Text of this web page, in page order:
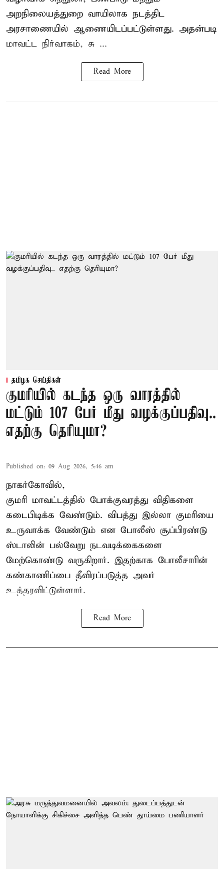
அறநிலையத்துறை வாயிலாக நடத்திட
அரசாணையில் ஆணையிடப்பட்டுள்ளது. அதன்படி
மாவட்ட நிர்வாகம், சு ...
Read More
தமிழக செய்திகள்
குமரியில் கடந்த ஒரு வாரத்தில்
மட்டும் 107 பேர் மீது வழக்குப்பதிவு..
எதற்கு தெரியுமா?
Published on: 09 Aug 2026, 5:46 am
நாகர்கோவில்,
குமரி மாவட்டத்தில் போக்குவரத்து விதிகளை
கடைபிடிக்க வேண்டும். விபத்து இல்லா குமரியை
உருவாக்க வேண்டும் என போலீஸ் சூப்பிரண்டு
ஸ்டாலின் பல்வேறு நடவடிக்கைகளை
மேற்கொண்டு வருகிறார். இதற்காக போலீசாரின்
கண்காணிப்பை தீவிரப்படுத்த அவர்
உத்தரவிட்டுள்ளார்.
Read More